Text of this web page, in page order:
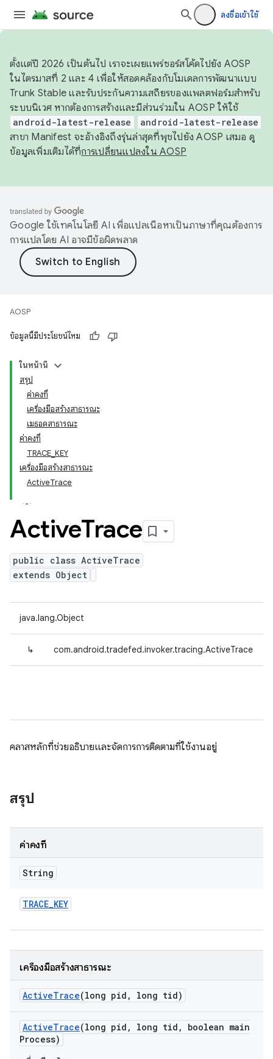
ลงชื่อเข้าใช้
ตั้งแต่ปี 2026 เป็นต้นไป เราจะเผยแพร่ซอร์สโค้ดไปยัง AOSP
ในไตรมาสที่ 2 และ 4 เพื่อให้สอดคล้องกับโมเดลการพัฒนาแบบ
Trunk Stable และรับประกันความเสถียรของแพลตฟอร์มสำหรับ
ระบบนิเวศ หากต้องการสร้างและมีส่วนร่วมใน AOSP ให้ใช้
android-latest-release android-latest-release
สาขา Manifest จะอ้างอิงถึงรุ่นล่าสุดที่พุชไปยัง AOSP เสมอ ดู
ข้อมูลเพิ่มเติมได้ที่การเปลี่ยนแปลงใน AOSP
Google ใช้เทคโนโลยี AI เพื่อแปลเนื้อหาเป็นภาษาที่คุณต้องการ
การแปลโดย AI อาจมีข้อผิดพลาด
AOSP
ข้อมูลนี้มีประโยชน์ไหม
ในหน้านี้
สรุป
ค่าคงที่
เครื่องมือสร้างสาธารณะ
เมธอดสาธารณะ
ค่าคงที่
TRACE_KEY
เครื่องมือสร้างสาธารณะ
ActiveTrace
ActiveTrace
public class ActiveTrace
extends Object
java.lang.Object
↳ com.android.tradefed.invoker.tracing.ActiveTrace
คลาสหลักที่ช่วยอธิบายและจัดการการติดตามที่ใช้งานอยู่
สรุป
ค่าคงที่
String
TRACE_KEY
เครื่องมือสร้างสาธารณะ
ActiveTrace(long pid , long tid)
ActiveTrace(long pid , long tid ,
boolean main
Process)